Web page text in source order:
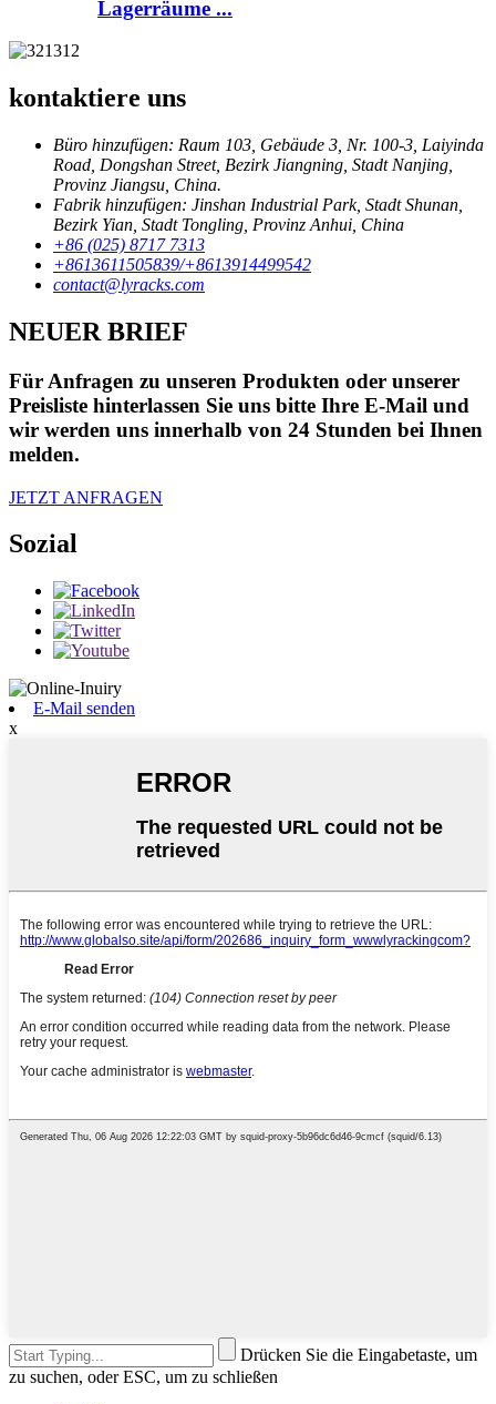
Lagerräume ...
kontaktiere uns
Büro hinzufügen: Raum 103, Gebäude 3, Nr. 100-3, Laiyinda
Road, Dongshan Street, Bezirk Jiangning, Stadt Nanjing,
Provinz Jiangsu, China.
Fabrik hinzufügen: Jinshan Industrial Park, Stadt Shunan,
Bezirk Yian, Stadt Tongling, Provinz Anhui, China
+86 (025) 8717 7313
+8613611505839/+8613914499542
contact@lyracks.com
NEUER BRIEF
Für Anfragen zu unseren Produkten oder unserer
Preisliste hinterlassen Sie uns bitte Ihre E-Mail und
wir werden uns innerhalb von 24 Stunden bei Ihnen
melden.
JETZT ANFRAGEN
Sozial
E-Mail senden
x
Drücken Sie die Eingabetaste, um
zu suchen, oder ESC, um zu schließen